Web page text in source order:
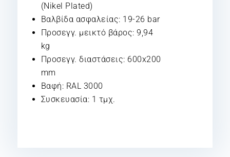
(Nikel Plated)
Βαλβίδα ασφαλείας: 19-26 bar
Προσεγγ. μεικτό βάρος: 9,94
kg
Προσεγγ. διαστάσεις: 600x200
mm
Βαφή: RAL 3000
Συσκευασία: 1 τμχ.